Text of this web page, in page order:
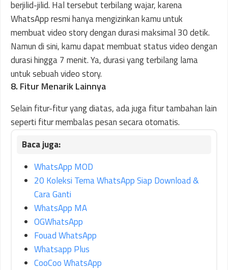
berjilid-jilid. Hal tersebut terbilang wajar, karena
WhatsApp resmi hanya mengizinkan kamu untuk
membuat video story dengan durasi maksimal 30 detik.
Namun di sini, kamu dapat membuat status video dengan
durasi hingga 7 menit. Ya, durasi yang terbilang lama
untuk sebuah video story.
8. Fitur Menarik Lainnya
Selain fitur-fitur yang diatas, ada juga fitur tambahan lain
seperti fitur membalas pesan secara otomatis.
WhatsApp MOD
20 Koleksi Tema WhatsApp Siap Download &
Cara Ganti
WhatsApp MA
OGWhatsApp
Fouad WhatsApp
Whatsapp Plus
CooCoo WhatsApp